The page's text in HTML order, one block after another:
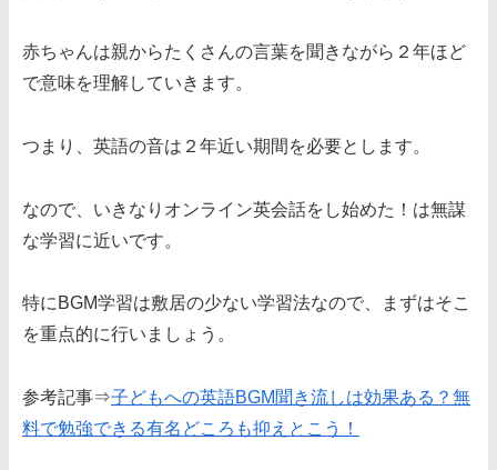
赤ちゃんは親からたくさんの言葉を聞きながら２年ほど
で意味を理解していきます。
つまり、英語の音は２年近い期間を必要とします。
なので、いきなりオンライン英会話をし始めた！は無謀
な学習に近いです。
特にBGM学習は敷居の少ない学習法なので、まずはそこ
を重点的に行いましょう。
参考記事⇒子どもへの英語BGM聞き流しは効果ある？無
料で勉強できる有名どころも抑えとこう！